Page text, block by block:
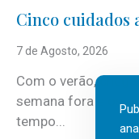
Cinco cuidados
7 de Agosto, 2026
Com o verão,
semana fora e os
tempo...